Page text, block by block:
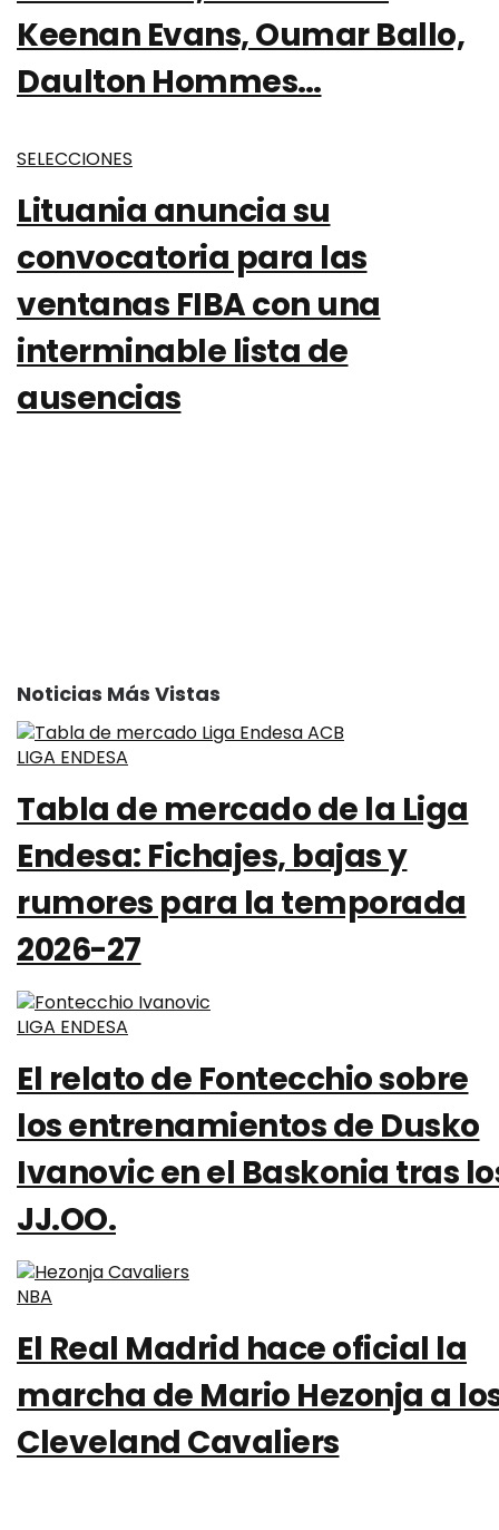
Keenan Evans, Oumar Ballo,
Daulton Hommes…
SELECCIONES
Lituania anuncia su
convocatoria para las
ventanas FIBA con una
interminable lista de
ausencias
Noticias Más Vistas
LIGA ENDESA
Tabla de mercado de la Liga
Endesa: Fichajes, bajas y
rumores para la temporada
2026-27
LIGA ENDESA
El relato de Fontecchio sobre
los entrenamientos de Dusko
Ivanovic en el Baskonia tras
JJ.OO.
NBA
El Real Madrid hace oficial la
marcha de Mario Hezonja a
Cleveland Cavaliers